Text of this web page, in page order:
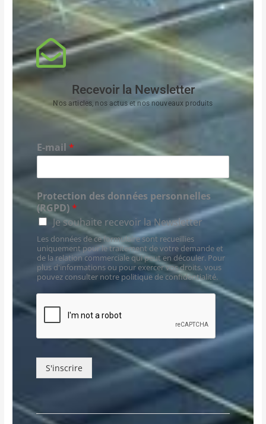
Recevoir la Newsletter
Nos articles, nos actus et nos nouveaux produits
E-mail*
Protection des données personnelles
(RGPD)*
Je souhaite recevoir la Newsletter
Les données de ce formulaire sont recueillies
uniquement pour le traitement de votre demande et
de la relation commerciale qui peut en découler. Pour
plus d'informations ou pour exercer vos droits, vous
pouvez consulter notre politique de confidentialité.
S'inscrire